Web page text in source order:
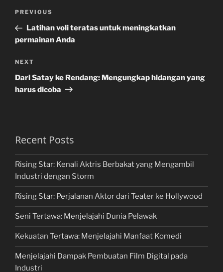
Previous
Post
PREVIOUS
Latihan voli teratas untuk meningkatkan
permainan Anda
Next
Post
NEXT
Dari Satay ke Rendang: Mengungkap hidangan yang
harus dicoba
Recent Posts
Rising Star: Kenali Aktris Berbakat yang Mengambil
Industri dengan Storm
Rising Star: Perjalanan Aktor dari Teater ke Hollywood
Seni Tertawa: Menjelajahi Dunia Pelawak
Kekuatan Tertawa: Menjelajahi Manfaat Komedi
Menjelajahi Dampak Pembuatan Film Digital pada
Industri